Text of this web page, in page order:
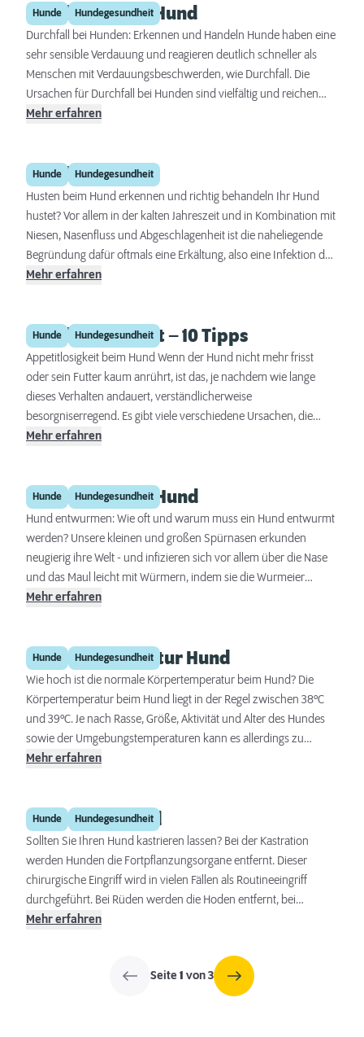
kundtun. Was zu tun ist, wenn ein Stachel zum Einsatz kam und
wie Sie Insektenstichen vorbeugen können, erfahren Sie in
diesem Artikel.
Hunde Hundegesundheit
Durchfall beim Hund
Durchfall bei Hunden: Erkennen und Handeln Hunde haben eine
sehr sensible Verdauung und reagieren deutlich schneller als
Menschen mit Verdauungsbeschwerden, wie Durchfall. Die
Ursachen für Durchfall bei Hunden sind vielfältig und reichen
von einfachen, banalen Aspekten, wie einer Fütterung zu großer
treuen Vierbeiner vor unnötigen Beschwerden schützen. Doch
nicht jeder Durchfall lässt sich verhindern: Was hilft und wann
muss das kranke Tier unbedingt zum Tierarzt?
Mehr erfahren
Hunde Hundegesundheit
Hund hustet
Husten beim Hund erkennen und richtig behandeln Ihr Hund
hustet? Vor allem in der kalten Jahreszeit und in Kombination mit
Niesen, Nasenfluss und Abgeschlagenheit ist die naheliegende
Begründung dafür oftmals eine Erkältung, also eine Infektion der
oberen Atemwege des Hundes. Darüber hinaus gibt es jedoch
Symptome und Behandlungsmethoden von Husten beim Hund
aussehen, verraten wir Ihnen jetzt.
Mehr erfahren
Hunde Hundegesundheit
Hund frisst nicht – 10 Tipps
Appetitlosigkeit beim Hund Wenn der Hund nicht mehr frisst
oder sein Futter kaum anrührt, ist das, je nachdem wie lange
dieses Verhalten andauert, verständlicherweise
besorgniserregend. Es gibt viele verschiedene Ursachen, die
Gründe für die Appetitlosigkeit sein können. Was hinter der
Mehr erfahren
Hunde Hundegesundheit
Wurmkur beim Hund
Hund entwurmen: Wie oft und warum muss ein Hund entwurmt
werden? Unsere kleinen und großen Spürnasen erkunden
neugierig ihre Welt - und infizieren sich vor allem über die Nase
und das Maul leicht mit Würmern, indem sie die Wurmeier
aufnehmen. Um einen Wurmbefall schnell in den Griff zu
Ihren Vierbeiner am besten vor einem Wurmbefall?
Mehr erfahren
Hunde Hundegesundheit
Körpertemperatur Hund
Wie hoch ist die normale Körpertemperatur beim Hund? Die
Körpertemperatur beim Hund liegt in der Regel zwischen 38°C
und 39°C. Je nach Rasse, Größe, Aktivität und Alter des Hundes
sowie der Umgebungstemperaturen kann es allerdings zu
Schwankungen kommen. Hier erfahren Sie alles über eine
sollten.
Mehr erfahren
Hunde Hundegesundheit
Kastration Hund
Sollten Sie Ihren Hund kastrieren lassen? Bei der Kastration
werden Hunden die Fortpflanzungsorgane entfernt. Dieser
chirurgische Eingriff wird in vielen Fällen als Routineeingriff
durchgeführt. Bei Rüden werden die Hoden entfernt, bei
Hündinnen werden die Eierstöcke, manchmal auch die
während der Läufigkeit aus. In unserem Artikel werden Sie über
die verschiedenen Arten der Kastration sowie über alle Vor- und
Mehr erfahren
Seite1 von 3